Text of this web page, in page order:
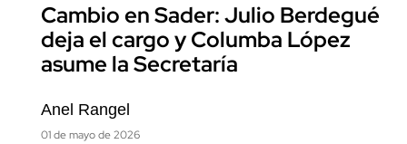
Cambio en Sader: Julio Berdegué
deja el cargo y Columba López
asume la Secretaría
Anel Rangel
01 de mayo de 2026